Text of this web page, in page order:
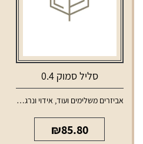
סליל סמוק 0.4
אביזרים משלימים ועוד, אידוי ונרגילות
₪85.80